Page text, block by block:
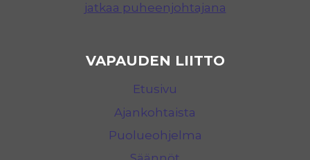
jatkaa puheenjohtajana
VAPAUDEN LIITTO
Etusivu
Ajankohtaista
Puolueohjelma